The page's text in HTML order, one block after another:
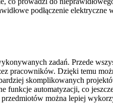
podłączenie elektryczne
zadań. Przede
pracowników. Dzięki temu
skomplikowanych
automatyzacji, co
można lepiej